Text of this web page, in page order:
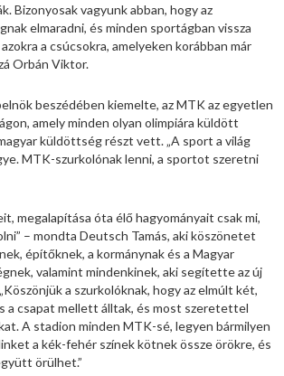
Bizonyosak vagyunk abban, hogy az
elmaradni, és minden sportágban vissza
a csúcsokra, amelyeken korábban már
Orbán Viktor.
beszédében kiemelte, az MTK az egyetlen
amely minden olyan olimpiára küldött
küldöttség részt vett. „A sport a világ
MTK-szurkolónak lenni, a sportot szeretni
megalapítása óta élő hagyományait csak mi,
– mondta Deutsch Tamás, aki köszönetet
építőknek, a kormánynak és a Magyar
valamint mindenkinek, aki segítette az új
a szurkolóknak, hogy az elmúlt két,
a csapat mellett álltak, és most szeretettel
A stadion minden MTK-sé, legyen bármilyen
a kék-fehér színek kötnek össze örökre, és
örülhet.”